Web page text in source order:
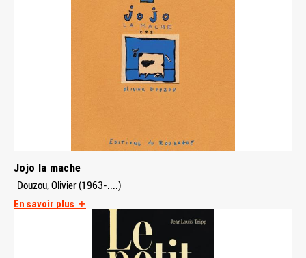
Jojo la mache
Douzou, Olivier (1963-....)
En savoir plus